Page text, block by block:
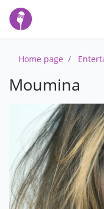
Home page
Moumina